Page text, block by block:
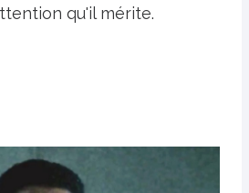
qu'il mérite.